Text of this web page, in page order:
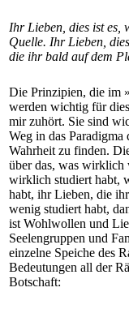
Ihr Lieben, dies ist es,
Quelle. Ihr Lieben,
die ihr bald auf dem
Die Prinzipien, die im
werden wichtig für
mir zuhört. Sie sind
Weg in das
Wahrheit zu finden.
über das, was wirklich
wirklich studiert habt,
habt, ihr Lieben, die
wenig studiert habt,
ist Wohlwollen und
Seelengruppen und
einzelne Speiche des
Bedeutungen all der
Botschaft: